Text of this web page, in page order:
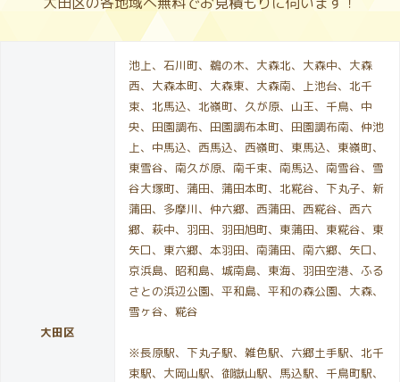
大田区
池上、石川町、鵜の木、大森北、大森中、大森
西、大森本町、大森東、大森南、上池台、北千
束、北馬込、北嶺町、久が原、山王、千鳥、中
央、田園調布、田園調布本町、田園調布南、仲池
上、中馬込、西馬込、西嶺町、東馬込、東嶺町、
東雪谷、南久が原、南千束、南馬込、南雪谷、雪
谷大塚町、蒲田、蒲田本町、北糀谷、下丸子、新
蒲田、多摩川、仲六郷、西蒲田、西糀谷、西六
郷、萩中、羽田、羽田旭町、東蒲田、東糀谷、東
矢口、東六郷、本羽田、南蒲田、南六郷、矢口、
京浜島、昭和島、城南島、東海、羽田空港、ふる
さとの浜辺公園、平和島、平和の森公園、大森、
雪ヶ谷、糀谷
※長原駅、下丸子駅、雑色駅、六郷土手駅、北千
束駅、大岡山駅、御嶽山駅、馬込駅、千鳥町駅、